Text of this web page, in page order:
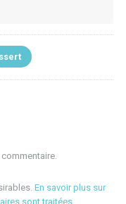
En savoir plus sur
sont traitées.